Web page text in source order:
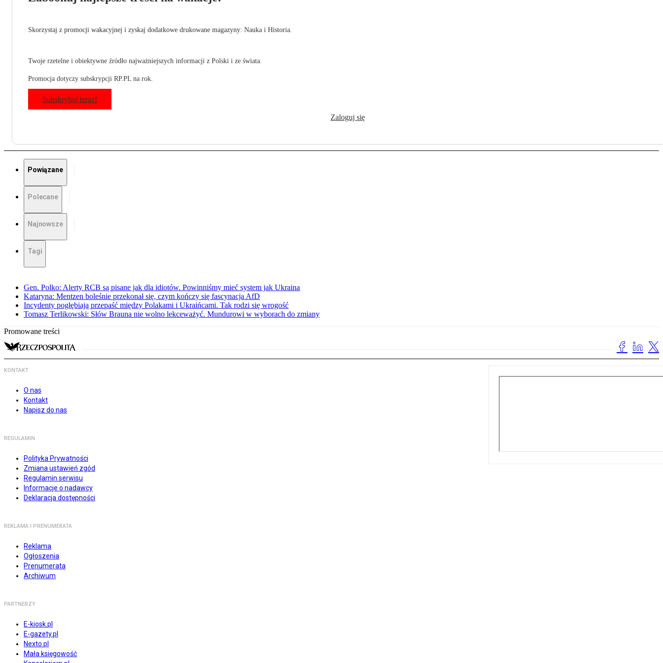
Skorzystaj z promocji wakacyjnej i zyskaj dodatkowe drukowane magazyny: Nauka i Historia.
Twoje rzetelne i obiektywne źródło najważniejszych informacji z Polski i ze świata.
Promocja dotyczy subskrypcji RP.PL na rok.
Subskrybuj teraz!
Zaloguj się
Powiązane
Polecane
Najnowsze
Tagi
Gen. Polko: Alerty RCB są pisane jak dla idiotów. Powinniśmy mieć system jak Ukraina
Kataryna: Mentzen boleśnie przekonał się, czym kończy się fascynacja AfD
Incydenty pogłębiają przepaść między Polakami i Ukraińcami. Tak rodzi się wrogość
Tomasz Terlikowski: Słów Brauna nie wolno lekceważyć. Mundurowi w wyborach do zmiany
Promowane treści
KONTAKT
O nas
Kontakt
Napisz do nas
REGULAMIN
Polityka Prywatności
Zmiana ustawień zgód
Regulamin serwisu
Informacje o nadawcy
Deklaracja dostępności
REKLAMA I PRENUMERATA
Reklama
Ogłoszenia
Prenumerata
Archiwum
PARTNERZY
E-kiosk.pl
E-gazety.pl
Nexto.pl
Mała księgowość